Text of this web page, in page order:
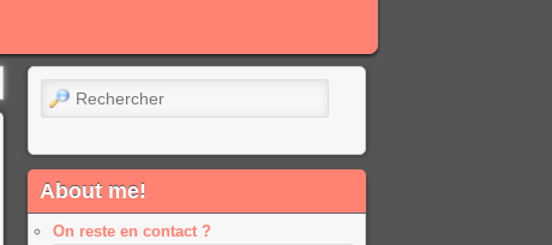
Rechercher
About me!
On reste en contact ?